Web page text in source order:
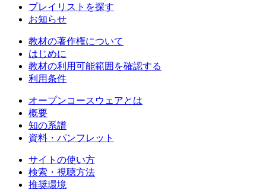
プレイリストを探す
お知らせ
教材の著作権について
はじめに
教材の利用可能範囲を確認する
利用条件
オープンコースウェアとは
概要
知の系譜
資料・パンフレット
サイトの使い方
検索・視聴方法
推奨環境